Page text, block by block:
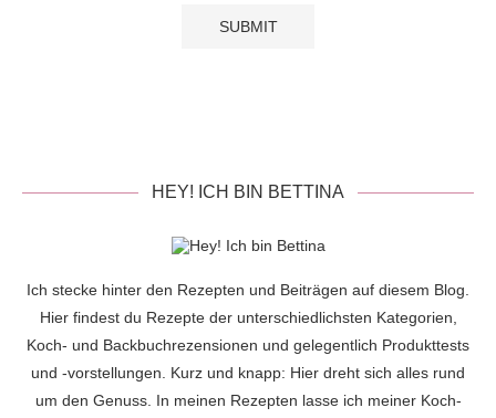
HEY! ICH BIN BETTINA
Ich stecke hinter den Rezepten und Beiträgen auf diesem Blog.
Hier findest du Rezepte der unterschiedlichsten Kategorien,
Koch- und Backbuchrezensionen und gelegentlich Produkttests
und -vorstellungen. Kurz und knapp: Hier dreht sich alles rund
um den Genuss. In meinen Rezepten lasse ich meiner Koch-